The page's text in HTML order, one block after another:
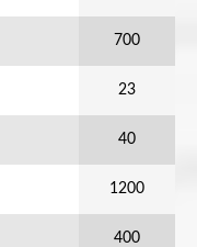
700
23
40
1200
400